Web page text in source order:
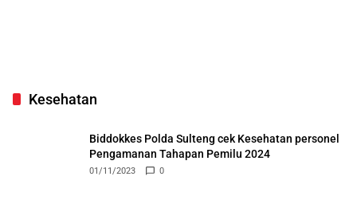
Kesehatan
Biddokkes Polda Sulteng cek Kesehatan personel
Pengamanan Tahapan Pemilu 2024
01/11/2023 0